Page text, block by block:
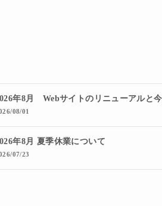
08/01
年8月 Webサイトのリニューアルと
07/23
年8月 夏季休業について